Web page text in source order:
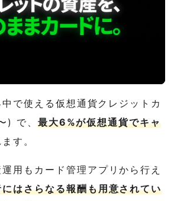
で使える仮想通貨クレジットカ
) で、 最大6%が仮想通貨でキャ
す。
用もカード管理アプリから行え
はさらなる報酬も用意されてい